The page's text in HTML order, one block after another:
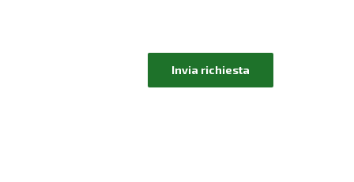
Invia richiesta